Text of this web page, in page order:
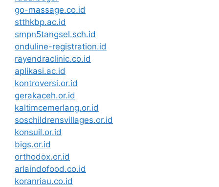
go-massage.co.id
stthkbp.ac.id
smpn5tangsel.sch.id
onduline-registration.id
rayendraclinic.co.id
aplikasi.ac.id
kontroversi.or.id
gerakaceh.or.id
kaltimcemerlang.or.id
soschildrensvillages.or.id
konsuil.or.id
bigs.or.id
orthodox.or.id
arlaindofood.co.id
koranriau.co.id